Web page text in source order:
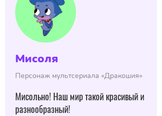
Мисоля
Персонаж мультсериала «Дракошия»
Мисольно! Наш мир такой красивый и
разнообразный!